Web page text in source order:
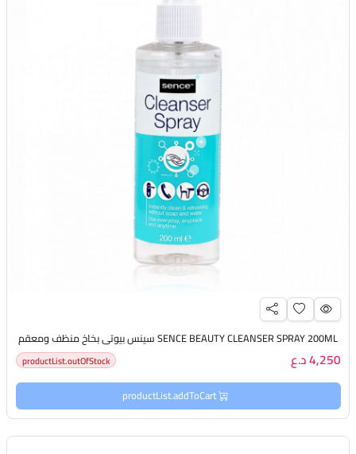
SENCE BEAUTY CLEANSER SPRAY 200ML سينس بيوتي بخاخ منظف ومعقم
4,250 د.ع productList.outOfStock
productList.addToCart